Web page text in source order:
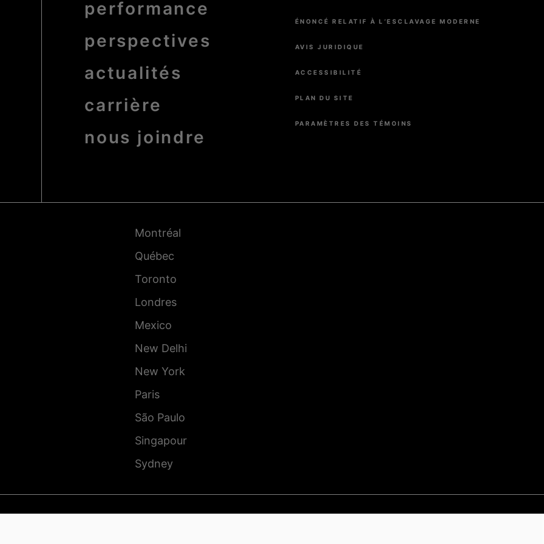
performance
perspectives
actualités
carrière
nous joindre
ÉNONCÉ RELATIF À L’ESCLAVAGE MODERNE
AVIS JURIDIQUE
ACCESSIBILITÉ
PLAN DU SITE
PARAMÈTRES DES TÉMOINS
-
Villes
Montréal
Québec
Toronto
Londres
Mexico
New Delhi
New York
Paris
São Paulo
Singapour
Sydney